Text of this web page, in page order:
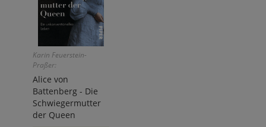
Karin Feuerstein-
Praßer:
Alice von
Battenberg - Die
Schwiegermutter
der Queen